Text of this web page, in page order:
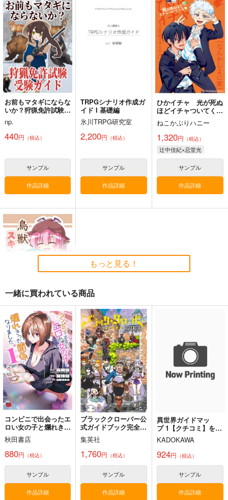
宅呑み簡単レシピシン
ガポール料理編
謎探りは紅茶
セール中
275円（税込）
料理・レシピ
サンプル
カート
マゴン）
1,045
カート
パスタと休日 総集
編 vol.19+20+α
Sayu STUDIO
1,590円（税込）
料理・レシピ
サンプル
カート
A380全クラス搭乗記
RED RIBBON
REVENGER
（税込）
カート
松浦リッチ研究所
1,800円（税込）
カート
松浦リッチ研究所
1,800円（税込）
お前もマタギにならな
いか？狩猟免許試験受
np.
440円 （税込）
サンプル
作品詳細
TRPGシナリオ作成ガ
イド I 基礎編
氷川TRPG研究室
2,200円 （税込）
サンプル
作品詳細
ひかイチャ 光が死ぬ
ほどイチャついてくる
本
ねこかぶりハニー
1,320円 （税込）
辻中佳紀×忌堂光
サンプル
作品詳細
鳥獣スキンシップ
ついらくげんば
550円（税込）
ミスティア・ローレライ
サンプル
作品詳細
もっと見る！
一緒に買われている商品
コンビニで出会ったエ
ロい女の子と爛れきっ
た関係になりまし
た。 1
秋田書店
880円 （税込）
サンプル
作品詳細
ブラッククローバー公
式ガイドブック完全魔
導書
集英社
1,760円 （税込）
サンプル
作品詳細
異世界ガイドマッ
プ 1【クチコミ】を頼
りに悠々自適な異世界
旅行スローライフを満
喫します
KADOKAWA
924円 （税込）
サンプル
作品詳細